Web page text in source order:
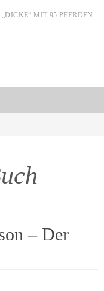
MIT 95 PFERDEN
– Der